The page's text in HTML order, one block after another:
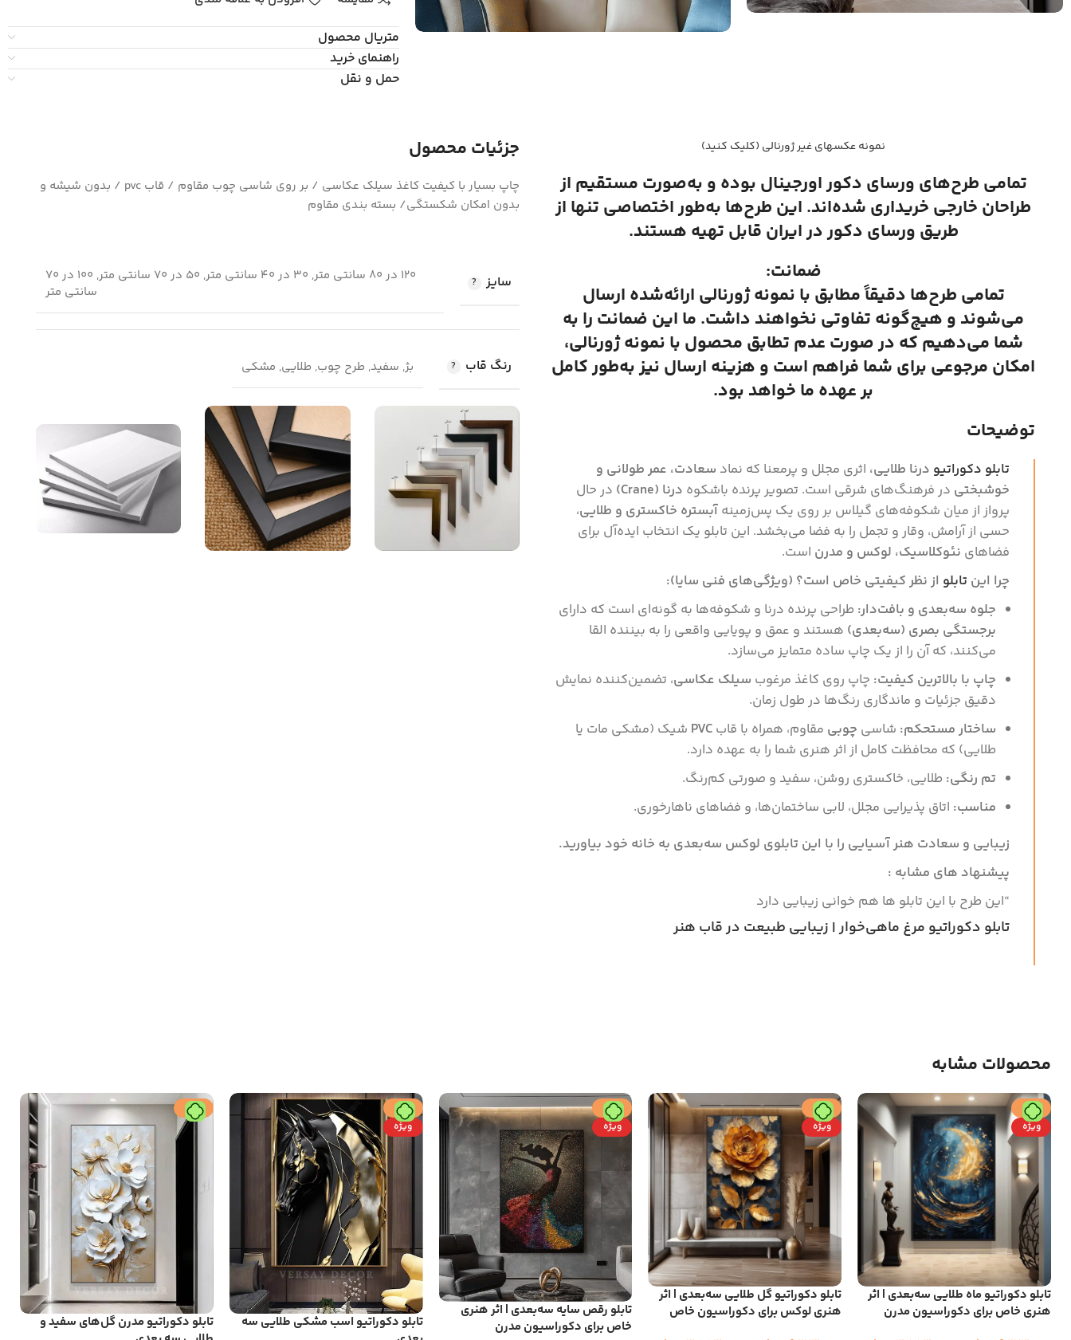
متریال محصول
راهنمای خرید
حمل و نقل
نمونه عکسهای غیر ژورنالی (کلیک کنید)
تمامی طرح‌های ورسای دکور اورجینال بوده و به‌صورت مستقیم از
طراحان خارجی خریداری شده‌اند. این طرح‌ها به‌طور اختصاصی تنها از
طریق ورسای دکور در ایران قابل تهیه هستند.
ضمانت:
تمامی طرح‌ها دقیقاً مطابق با نمونه ژورنالی ارائه‌شده ارسال
می‌شوند و هیچ‌گونه تفاوتی نخواهند داشت. ما این ضمانت را به
شما می‌دهیم که در صورت عدم تطابق محصول با نمونه ژورنالی،
امکان مرجوعی برای شما فراهم است و هزینه ارسال نیز به‌طور کامل
بر عهده ما خواهد بود.
توضیحات
تابلو دکوراتیو درنا طلایی، اثری مجلل و پرمعنا که نماد سعادت، عمر طولانی و
خوشبختی در فرهنگ‌های شرقی است. تصویر پرنده باشکوه درنا (Crane)
در حال
پرواز از میان شکوفه‌های گیلاس بر روی یک پس‌زمینهآبستره خاکستری و طلایی،
حسی از آرامش، وقار و تجمل را به فضا می‌بخشد. این تابلو یک انتخاب ایده‌آل برای
فضاهای نئوکلاسیک، لوکس و مدرن است.
چرا این تابلو از نظر کیفیتی خاص است؟ (ویژگی‌های فنی سایا):
جلوه سه‌بعدی و بافت‌دار: طراحی پرنده درنا و شکوفه‌ها به گونه‌ای است که دارای
برجستگی بصری (سه‌بعدی) هستند و عمق و پویایی واقعی را به بیننده القا
می‌کنند، که آن را از یک چاپ ساده متمایز می‌سازد.
چاپ با بالاترین کیفیت: چاپ روی کاغذ مرغوب سیلک عکاسی، تضمین‌کننده نمایش
دقیق جزئیات و ماندگاری رنگ‌ها در طول زمان.
ساختار مستحکم: شاسی چوبی مقاوم، همراه با قابPVC شیک (مشکی مات یا
طلایی) که محافظت کامل از اثر هنری شما را به عهده دارد.
تم رنگی: طلایی، خاکستری روشن، سفید و صورتی کم‌رنگ.
مناسب: اتاق پذیرایی مجلل، لابی ساختمان‌ها، و فضاهای ناهارخوری.
زیبایی و سعادت هنر آسیایی را با این تابلوی لوکس سه‌بعدی به خانه خود بیاورید.
پیشنهاد های مشابه :
“این طرح با این تابلو ها هم خوانی زیبایی دارد
تابلو دکوراتیو مرغ ماهی‌خوار | زیبایی طبیعت در قاب هنر
جزئیات محصول
چاپ بسیار با کیفیت کاغذ سیلک عکاسی / بر روی شاسی چوب مقاوم / قاب pvc / بدون شیشه و
بدون امکان شکستگی/ بسته بندی مقاوم
سایز
120 در 80 سانتی متر, 30 در 40 سانتی متر, 50 در 70 سانتی متر, 100 در 70
سانتی متر
رنگ قاب بژ, سفید, طرح چوب, طلایی, مشکی
محصولات مشابه
حراج
ویژه
تابلو دکوراتیو ماه طلایی سه‌بعدی | اثر
هنری خاص برای دکوراسیون مدرن
حراج
ویژه
تابلو دکوراتیو گل طلایی سه‌بعدی | اثر
هنری لوکس برای دکوراسیون خاص
حراج
ویژه
تابلو رقص سایه سه‌بعدی | اثر هنری
خاص برای دکوراسیون مدرن
حراج
ویژه
تابلو دکوراتیو اسب مشکی طلایی سه
حراج
تابلو دکوراتیو مدرن گل‌های سفید و